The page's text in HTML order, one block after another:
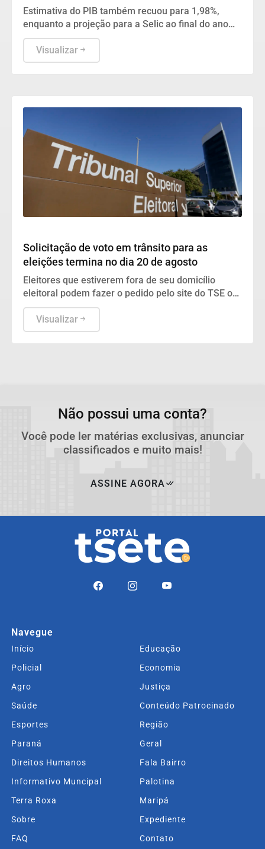
Estimativa do PIB também recuou para 1,98%,
enquanto a projeção para a Selic ao final do ano
permanece fixada em 13,75% e o dólar em R$ 5,20.
Visualizar
Solicitação de voto em trânsito para as
eleições termina no dia 20 de agosto
Eleitores que estiverem fora de seu domicílio
eleitoral podem fazer o pedido pelo site do TSE ou
presencialmente em cartórios eleitorais de todo o
país.Visualizar
Não possui uma conta?
Você pode ler matérias exclusivas, anunciar
classificados e muito mais!
ASSINE AGORA
Navegue
Início
Educação
Policial
Economia
Agro
Justiça
Saúde
Conteúdo Patrocinado
Esportes
Região
Paraná
Geral
Direitos Humanos
Fala Bairro
Informativo Muncipal
Palotina
Terra Roxa
Maripá
Sobre
Expediente
FAQ
Contato